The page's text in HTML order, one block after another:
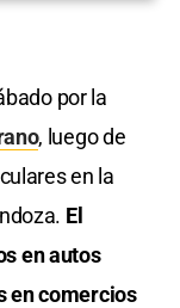
por la
, luego de
en la
El
en autos
en comercios